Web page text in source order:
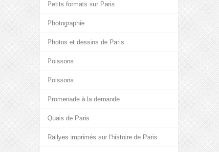
Petits formats sur Paris
Photographie
Photos et dessins de Paris
Poissons
Poissons
Promenade à la demande
Quais de Paris
Rallyes imprimés sur l'histoire de Paris